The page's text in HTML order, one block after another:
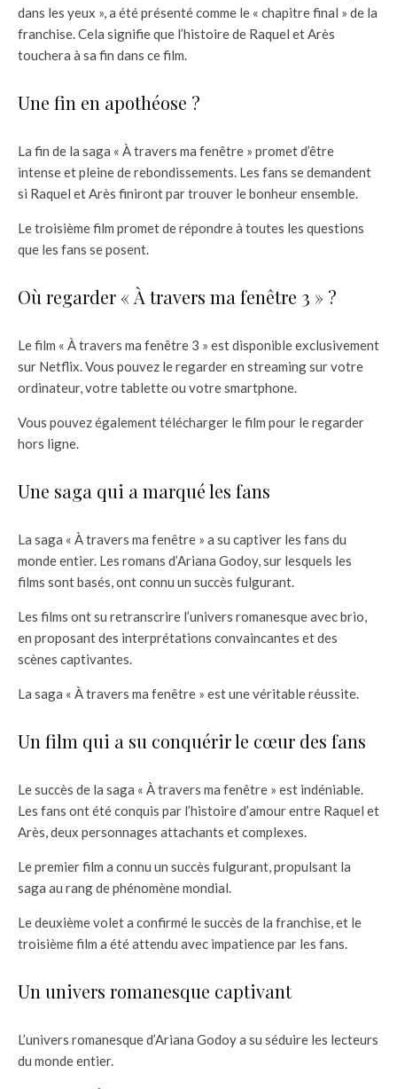
dans les yeux », a été présenté comme le « chapitre final » de la
franchise. Cela signifie que l’histoire de Raquel et Arès
touchera à sa fin dans ce film.
Une fin en apothéose ?
La fin de la saga « À travers ma fenêtre » promet d’être
intense et pleine de rebondissements. Les fans se demandent
si Raquel et Arès finiront par trouver le bonheur ensemble.
Le troisième film promet de répondre à toutes les questions
que les fans se posent.
Où regarder « À travers ma fenêtre 3 » ?
Le film « À travers ma fenêtre 3 » est disponible exclusivement
sur Netflix. Vous pouvez le regarder en streaming sur votre
ordinateur, votre tablette ou votre smartphone.
Vous pouvez également télécharger le film pour le regarder
hors ligne.
Une saga qui a marqué les fans
La saga « À travers ma fenêtre » a su captiver les fans du
monde entier. Les romans d’Ariana Godoy, sur lesquels les
films sont basés, ont connu un succès fulgurant.
Les films ont su retranscrire l’univers romanesque avec brio,
en proposant des interprétations convaincantes et des
scènes captivantes.
La saga « À travers ma fenêtre » est une véritable réussite.
Un film qui a su conquérir le cœur des fans
Le succès de la saga « À travers ma fenêtre » est indéniable.
Les fans ont été conquis par l’histoire d’amour entre Raquel et
Arès, deux personnages attachants et complexes.
Le premier film a connu un succès fulgurant, propulsant la
saga au rang de phénomène mondial.
Le deuxième volet a confirmé le succès de la franchise, et le
troisième film a été attendu avec impatience par les fans.
Un univers romanesque captivant
L’univers romanesque d’Ariana Godoy a su séduire les lecteurs
du monde entier.